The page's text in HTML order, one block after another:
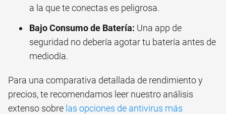
a la que te conectas es peligrosa.
Bajo Consumo de Batería: Una app de
seguridad no debería agotar tu batería antes de
mediodía.
Para una comparativa detallada de rendimiento y
precios, te recomendamos leer nuestro análisis
extenso sobre las opciones de antivirus más